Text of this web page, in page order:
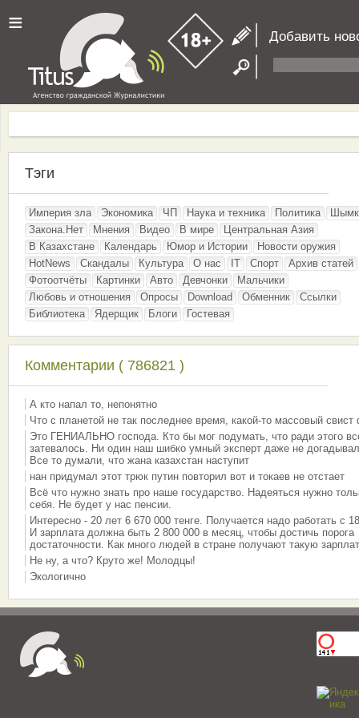
≡ Добавить
Тэги
Империя зла Экономика ЧП Наука и техника Политика
Закона.Нет
Мнения Видео В мире
Центральная Азия
В Казахстане
Календарь Юмор и Истории
Новости оружия
HotNews
Скандалы Культура О нас IT Спорт
Архив статей
Фотоотчёты
Картинки Авто Девчонки
Мальчики
Любовь и отношения
Опросы Download Обменник
Ссылки
Библиотека
Ядерщик Блоги Гостевая
Комментарии ( 786821 )
А кто напал то, непонятно
Что с планетой не так последнее время, какой-то массовый свист
Это ГЕНИАЛЬНО господа. Кто бы мог подумать, что ради этого
затевалось. Ни один наш шибко умный эксперт даже не
Все то думали, что жана казахстан наступит
нан придумал этот трюк путин повторил вот и токаев не отстает
Всё что нужно знать про наше государство. Надеяться нужно
себя. Не будет у нас пенсии.
Интересно - 20 лет 6 670 000 тенге. Получается надо работать с
И зарплата должна быть 2 800 000 в месяц, чтобы достичь порога
достаточности. Как много людей в стране получают такую
Не ну, а что? Круто же! Молодцы!
Экологично